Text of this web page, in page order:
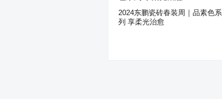
2024东鹏瓷砖春装周｜品素色系
列 享柔光治愈